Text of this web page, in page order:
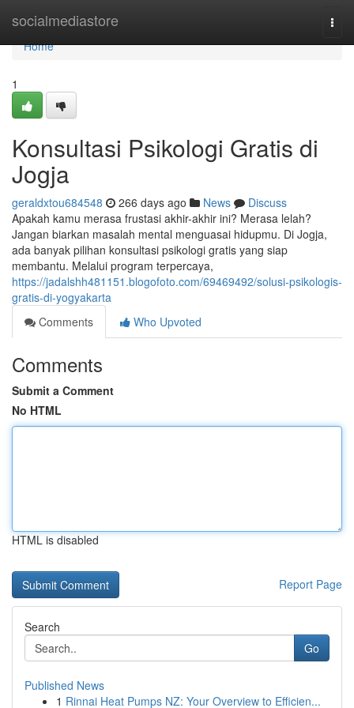
socialmediastore
Home
Home
1
Konsultasi Psikologi Gratis di
Jogja
geraldxtou684548 266 days ago News
Discuss
Apakah kamu merasa frustasi akhir-akhir ini? Merasa lelah?
Jangan biarkan masalah mental menguasai hidupmu. Di Jogja,
ada banyak pilihan konsultasi psikologi gratis yang siap
membantu. Melalui program terpercaya,
https://jadalshh481151.blogofoto.com/69469492/solusi-psikologis-
gratis-di-yogyakarta
Comments
Who Upvoted
Comments
Submit a Comment
No HTML
HTML is disabled
Report Page
Search
Go
Published News
1 Rinnai Heat Pumps NZ: Your Overview to Efficien...